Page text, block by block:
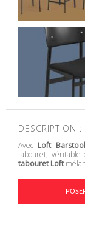
DESCRIPTION :
Avec Loft Barstool
tabouret, véritable
tabouret Loft